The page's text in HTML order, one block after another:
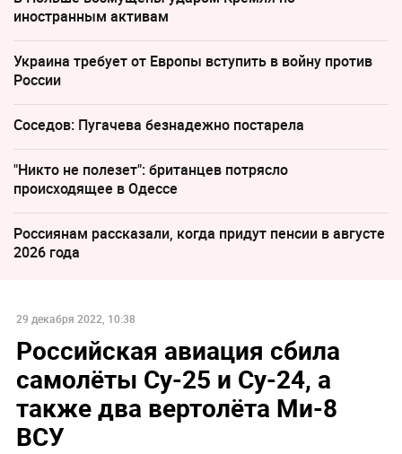
иностранным активам
Украина требует от Европы вступить в войну против
России
Соседов: Пугачева безнадежно постарела
"Никто не полезет": британцев потрясло
происходящее в Одессе
Россиянам рассказали, когда придут пенсии в августе
2026 года
29 декабря 2022, 10:38
Российская авиация сбила
самолёты Су-25 и Су-24, а
также два вертолёта Ми-8
ВСУ